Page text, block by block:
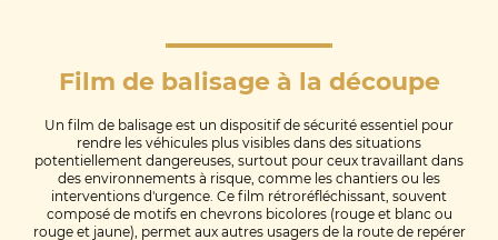
Film de balisage à la découpe
Un film de balisage est un dispositif de sécurité essentiel pour
rendre les véhicules plus visibles dans des situations
potentiellement dangereuses, surtout pour ceux travaillant dans
des environnements à risque, comme les chantiers ou les
interventions d'urgence. Ce film rétroréfléchissant, souvent
composé de motifs en chevrons bicolores (rouge et blanc ou
rouge et jaune), permet aux autres usagers de la route de repérer